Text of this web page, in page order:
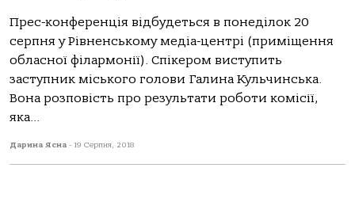
Прес-конференція відбудеться в понеділок 20
серпня у Рівненському медіа-центрі (приміщення
обласної філармонії). Спікером виступить
заступник міського голови Галина Кульчинська.
Вона розповість про результати роботи комісії,
яка...
Дарина Ясна - 19 Серпня, 2018